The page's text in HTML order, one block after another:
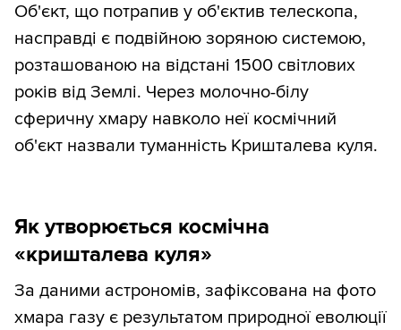
Об'єкт, що потрапив у об'єктив телескопа,
насправді є подвійною зоряною системою,
розташованою на відстані 1500 світлових
років від Землі. Через молочно-білу
сферичну хмару навколо неї космічний
об'єкт назвали туманність Кришталева куля.
Як утворюється космічна
«кришталева куля»
За даними астрономів, зафіксована на фото
хмара газу є результатом природної еволюції